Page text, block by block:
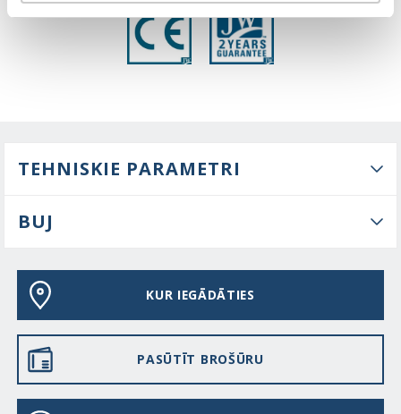
TEHNISKIE PARAMETRI
BUJ
KUR IEGĀDĀTIES
PASŪTĪT BROŠŪRU